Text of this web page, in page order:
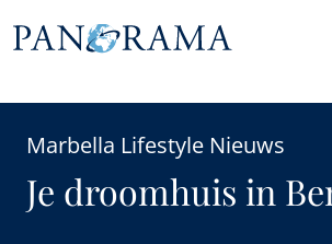
Marbella Lifestyle Nieuws
Je droomhuis in